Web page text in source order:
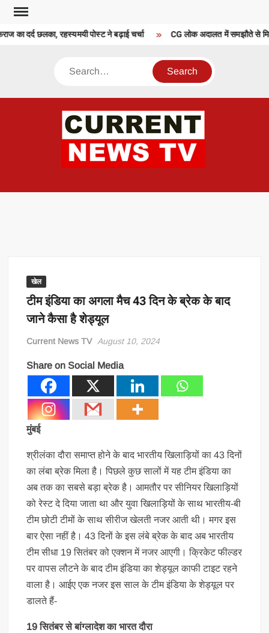
Skip
content
का दर्द छलका, रहस्यमयी पोस्ट ने बढ़ाई चर्चा CG लोक अदालत में समझौते से
Search
खेल
टीम इंडिया का अगला मैच 43 दिन के ब्रेक के बाद
जाने कैसा है शेड्यूल
Current News TV August 10, 2024
Share on Social Media
मुंबई
श्रीलंका दौरा समाप्त होने के बाद भारतीय खिलाड़ियों का 43 दिनों
का लंबा ब्रेक मिला है। पिछले कुछ सालों में यह टीम इंडिया का
अब तक का सबसे बड़ा ब्रेक है। आमतौर पर सीनियर खिलाड़ियों
को रेस्ट दे दिया जाता था और युवा खिलाड़ियों के साथ भारतीय-बी
टीम छोटी टीमों के साथ सीरीज खेलती नजर आती थी। मगर इस
बार ऐसा नहीं है। 43 दिनों के इस लंबे ब्रेक के बाद अब भारतीय
टीम सीधा 19 सितंबर को एक्शन में नजर आएगी। क्रिकेट फील्डर
पर वापस लौटने के बाद टीम इंडिया का शेड्यूल काफी टाइट रहने
वाला है। आईए एक नजर इस साल के टीम इंडिया के शेड्यूल पर
डालते हैं-
19 सितंबर से बांग्लादेश का भारत दौरा